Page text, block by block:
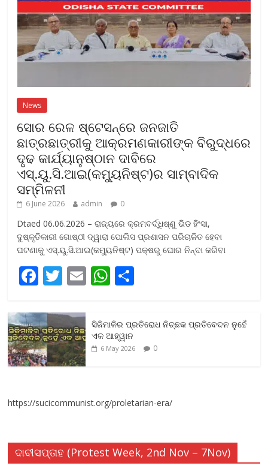
News
ସୋର ରେଳ ଷ୍ଟେସନ୍‌ରେ ଜନଜାତି
ଛାତ୍ରଛାତ୍ରୀକୁ ଆକ୍ରମଣକାରୀଙ୍କ ବିରୁଦ୍ଧରେ
ଦୃଢ କାର୍ଯ୍ୟାନୁଷ୍ଠାନ ଦାବିରେ
ଏସ୍‌.ୟୁ.ସି.ଆଇ(କମ୍ୟୁନିଷ୍ଟ)ର ସାମ୍ବାଦିକ
ସମ୍ମିଳନୀ
6 June 2026 admin 0
Dtaed 06.06.2026 – ରାଜ୍ୟରେ କ୍ରମବର୍ଦ୍ଧିଷ୍ଣୁ ଭିଡ ହିଂସା,
ଦୁଷ୍କୃତିକାରୀ ଗୋଷ୍ଠୀ ଦ୍ୱାରା ପୋଲିସ ପ୍ରଶାସନ ପରିଚାଳିତ ହେବା
ଘଟଣାକୁ ଏସ୍‌.ୟୁ.ସି.ଆଇ(କମ୍ୟୁନିଷ୍ଟ) ପକ୍ଷରୁ ଘୋର ନିନ୍ଦା କରିବା
F
e
b
o
o
T
itt
er
E
ai
W
at
s
A
ar
e
ସିଜିମାଳିର ପ୍ରତିରୋଧ ନିଚ୍ଛକ ପ୍ରତିବେଦନ ନୁହେଁ
ଏକ ଆହ୍ୱାନ
6 May 2026 0
https://sucicommunist.org/proletarian-era/
ଦାବୀସପ୍ତାହ (Protest Week, 2nd Nov – 7Nov)